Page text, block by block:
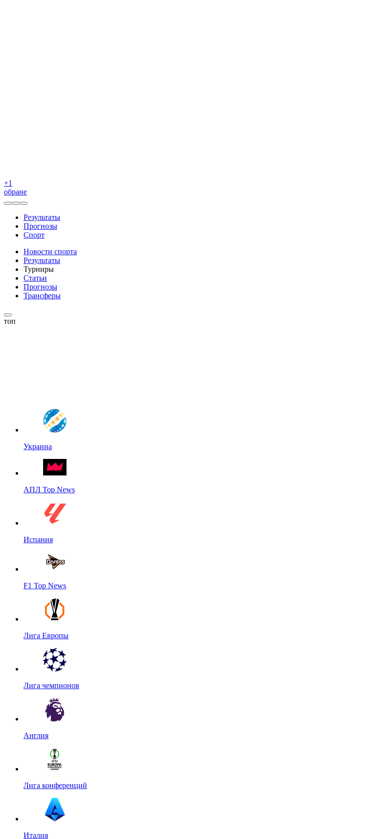
+1
обране
Результаты
Прогнозы
Спорт
Новости спорта
Результаты
Турниры
Статьи
Прогнозы
Трансферы
топ
Украина
АПЛ Top News
Испания
F1 Top News
Лига Европы
Лига чемпионов
Англия
Лига конференций
Италия